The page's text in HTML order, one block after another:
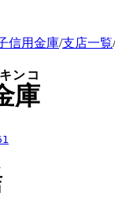
信用金庫/支店一覧/
庫
ンコ